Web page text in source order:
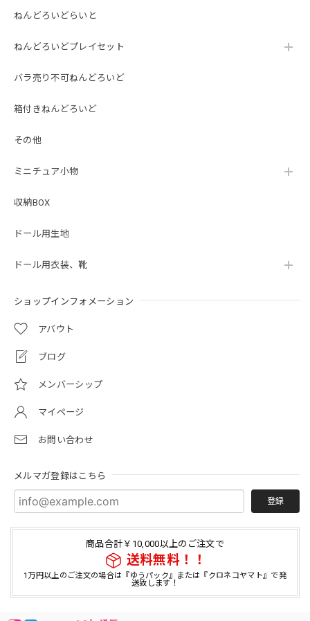
ねんどろいどらいと
ねんどろいどプレイセット
バラ売り不可ねんどろいど
箱付きねんどろいど
その他
ミニチュア小物
収納BOX
ドール用生地
ドール用衣装、靴
ショップインフォメーション
アバウト
ブログ
メンバーシップ
マイページ
お問い合わせ
メルマガ登録はこちら
登録
商品合計￥10,000以上のご注文で
送料無料！！
1万円以上のご注文の場合は『ゆうパック』または『クロネコヤマト』で発
送致します！